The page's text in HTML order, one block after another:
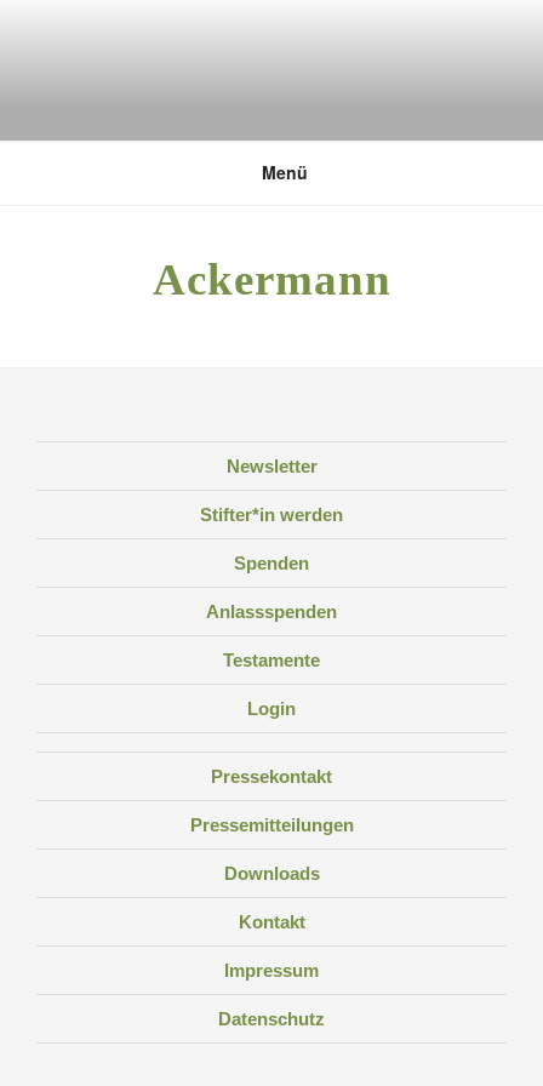
DEUTSCHE UMWELTSTIFTUNG
Menü
Ackermann
Newsletter
Stifter*in werden
Spenden
Anlassspenden
Testamente
Login
Pressekontakt
Pressemitteilungen
Downloads
Kontakt
Impressum
Datenschutz